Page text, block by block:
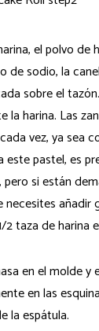
el polvo de
de sodio, la
sobre el
la harina. Las
vez, ya sea
este pastel, es
pero si están
necesites
2 taza de harina
en el molde y
en las
la espátula.